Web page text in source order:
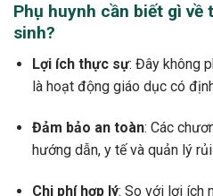
Phụ huynh cần biết gì về
sinh?
Lợi ích thực sự: Đây không
là hoạt động giáo dục có
Đảm bảo an toàn: Các
hướng dẫn, y tế và quản lý
Chi phí hợp lý: So với lợi ích